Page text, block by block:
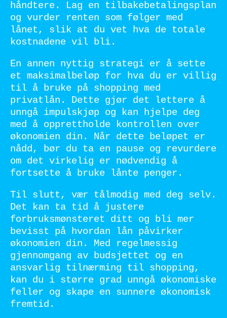
håndtere. Lag en tilbakebetalingsplan
og vurder renten som følger med
lånet, slik at du vet hva de totale
kostnadene vil bli.
En annen nyttig strategi er å sette
et maksimalbeløp for hva du er villig
til å bruke på shopping med
privatlån. Dette gjør det lettere å
unngå impulskjøp og kan hjelpe deg
med å opprettholde kontrollen over
økonomien din. Når dette beløpet er
nådd, bør du ta en pause og revurdere
om det virkelig er nødvendig å
fortsette å bruke lånte penger.
Til slutt, vær tålmodig med deg selv.
Det kan ta tid å justere
forbruksmønsteret ditt og bli mer
bevisst på hvordan lån påvirker
økonomien din. Med regelmessig
gjennomgang av budsjettet og en
ansvarlig tilnærming til shopping,
kan du i større grad unngå økonomiske
feller og skape en sunnere økonomisk
fremtid.